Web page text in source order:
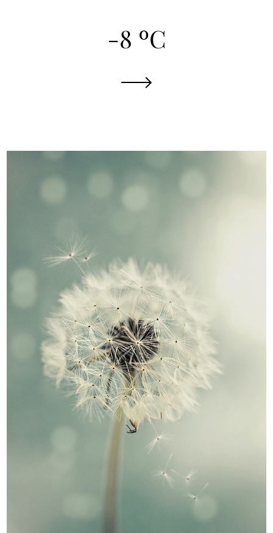
-8 ºС